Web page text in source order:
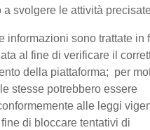
a svolgere le attività
informazioni sono trattate in
al fine di verificare il
della piattaforma; per
stesse potrebbero essere
alle leggi
di bloccare tentativi di